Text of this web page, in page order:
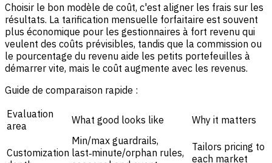
Choisir le bon modèle de coût, c'est aligner les frais sur les
résultats. La tarification mensuelle forfaitaire est souvent
plus économique pour les gestionnaires à fort revenu qui
veulent des coûts prévisibles, tandis que la commission ou
le pourcentage du revenu aide les petits portefeuilles à
démarrer vite, mais le coût augmente avec les revenus.
Guide de comparaison rapide :
Evaluation
area
What good looks like Why it matters
Customization
Min/max guardrails,
last‑minute/orphan rules,
Tailors pricing to
each market